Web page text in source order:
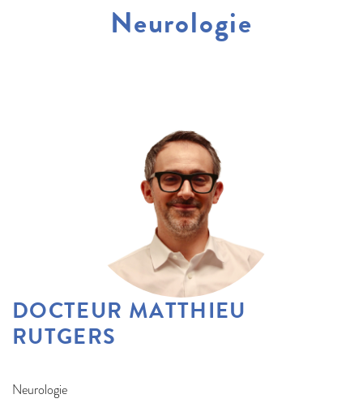
Neurologie
DOCTEUR MATTHIEU
RUTGERS
Neurologie